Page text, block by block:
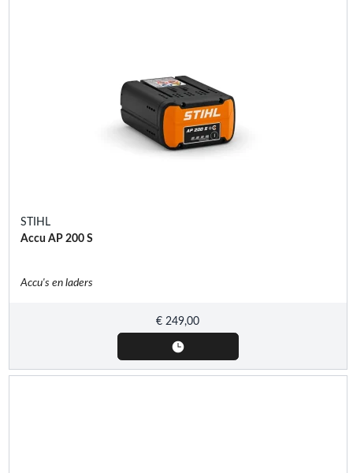
STIHL
Accu AP 200 S
Accu's en laders
€ 249,00